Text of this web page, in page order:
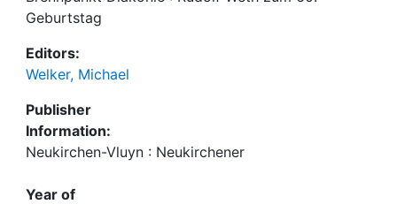
Geburtstag
Editors:
Welker, Michael
Publisher
Information:
Neukirchen-Vluyn : Neukirchener
Year of